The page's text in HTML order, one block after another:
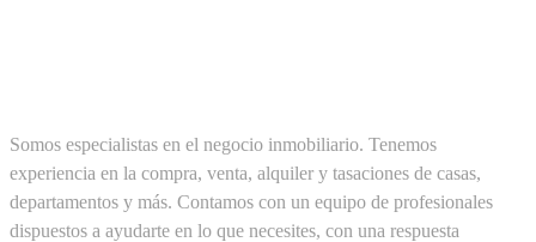
Somos especialistas en el negocio inmobiliario. Tenemos
experiencia en la compra, venta, alquiler y tasaciones de casas,
departamentos y más. Contamos con un equipo de profesionales
dispuestos a ayudarte en lo que necesites, con una respuesta